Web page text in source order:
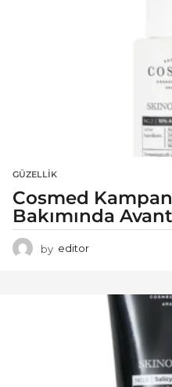
GÜZELLIK
Cosmed
Bakımında
by editor